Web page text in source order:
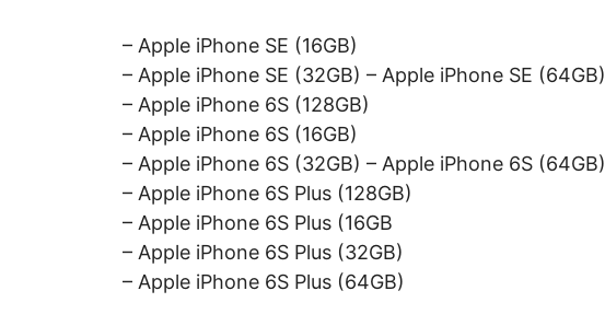
– Apple iPhone SE (16GB)
– Apple iPhone SE (32GB) – Apple iPhone SE (64GB)
– Apple iPhone 6S (128GB)
– Apple iPhone 6S (16GB)
– Apple iPhone 6S (32GB) – Apple iPhone 6S (64GB)
– Apple iPhone 6S Plus (128GB)
– Apple iPhone 6S Plus (16GB
– Apple iPhone 6S Plus (32GB)
– Apple iPhone 6S Plus (64GB)